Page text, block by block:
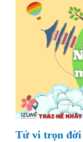
Tử vi trọn đời